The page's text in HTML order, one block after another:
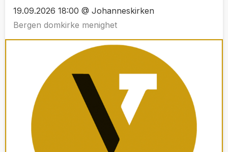
19.09.2026 18:00 @ Johanneskirken
Bergen domkirke menighet